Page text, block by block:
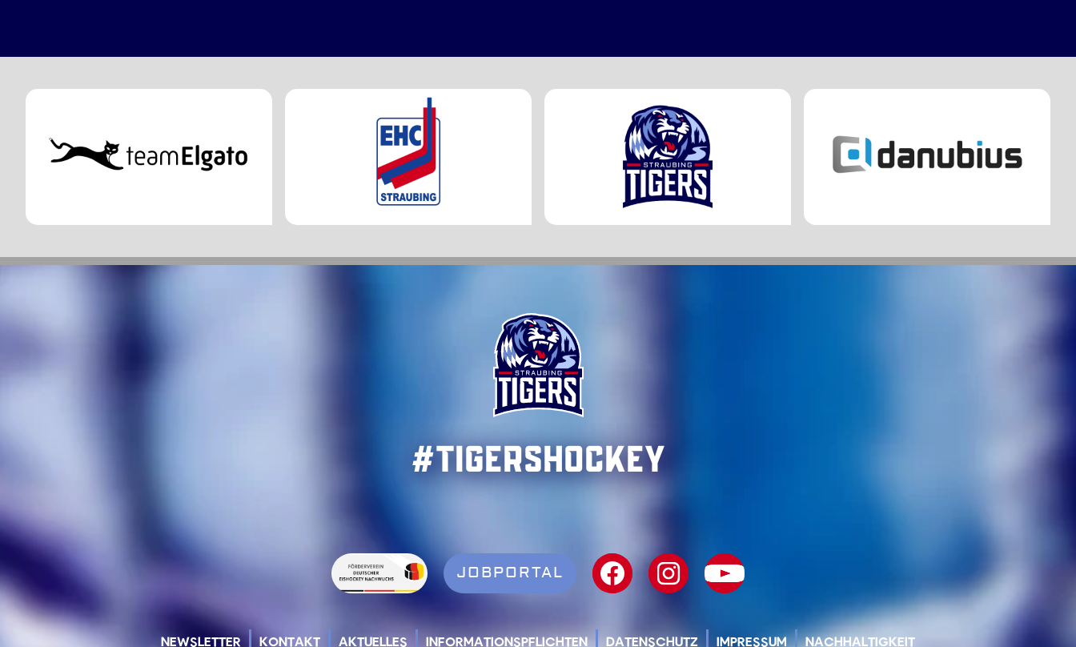
#TigersHockey
JOBPORTAL
NEWSLETTER KONTAKT AKTUELLES INFORMATIONSPFLICHTEN DATENSCHUTZ IMPRESSUM NACHHALTIGKEIT